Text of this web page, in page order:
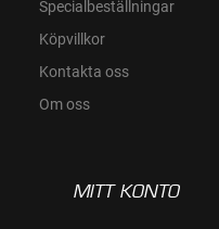
Specialbeställningar
Köpvillkor
Kontakta oss
Om oss
MITT KONTO